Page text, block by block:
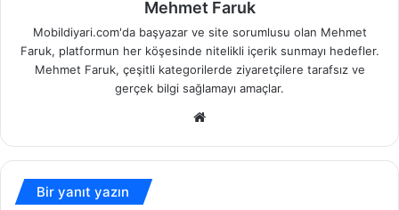
Mehmet Faruk
Mobildiyari.com'da başyazar ve site sorumlusu olan Mehmet
Faruk, platformun her köşesinde nitelikli içerik sunmayı hedefler.
Mehmet Faruk, çeşitli kategorilerde ziyaretçilere tarafsız ve
gerçek bilgi sağlamayı amaçlar.
Bir yanıt yazın